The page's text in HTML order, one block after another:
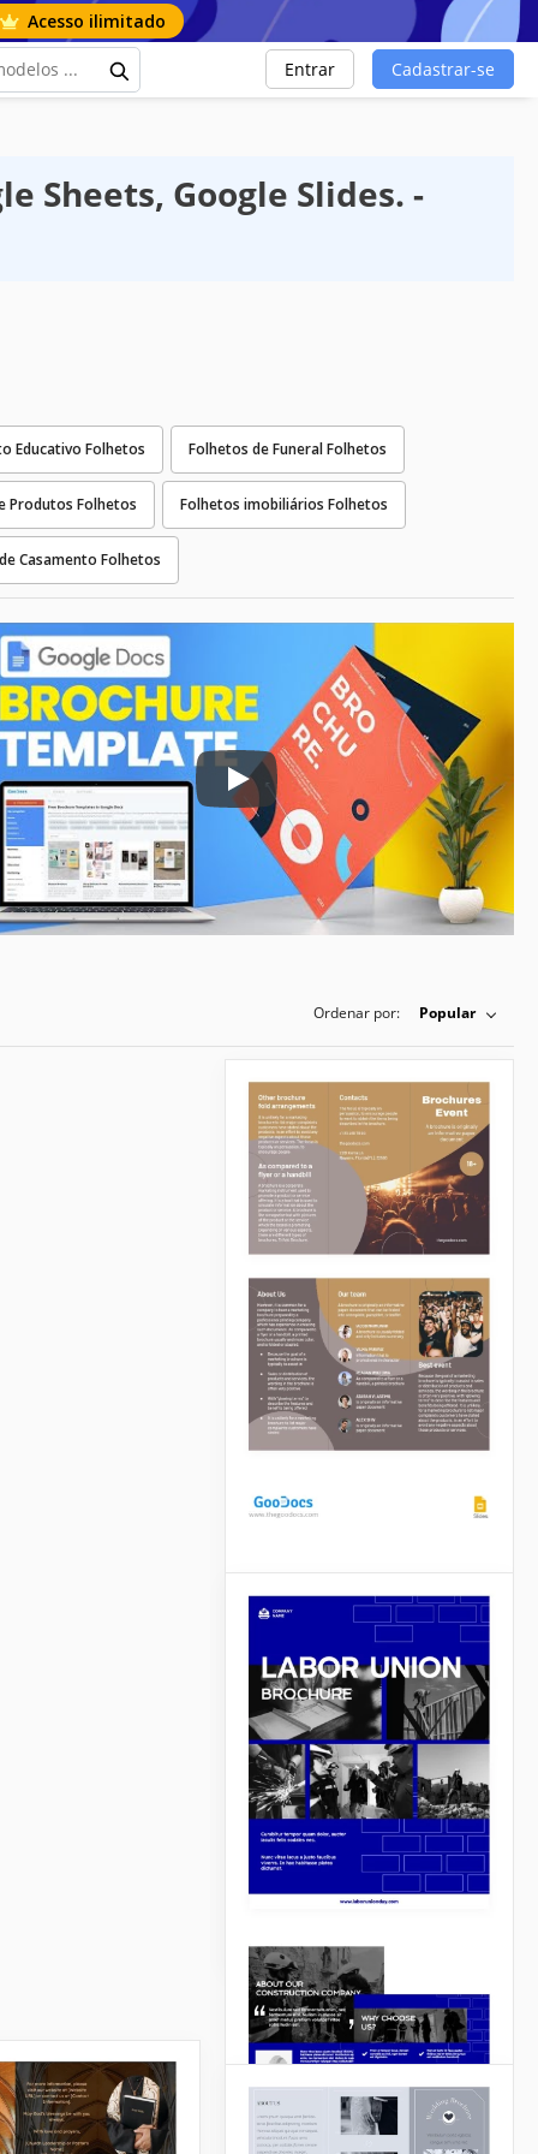
Acesso ilimitado
Entrar Cadastrar-se
Sheets, Google Slides. -
Educativo Folhetos Folhetos de Funeral Folhetos
Produtos Folhetos Folhetos imobiliários Folhetos
Casamento Folhetos
Play: Keynote (Google I/O '18)
Ordenar por: Popular
Folheto de Evento
Trifólio Marrom
Você quer que o maior
número possível de
pessoas venha ao seu
evento? Com nosso modelo
de Promoção de Eventos de
Belos Folhetos, você
alcançará o resultado
desejado.